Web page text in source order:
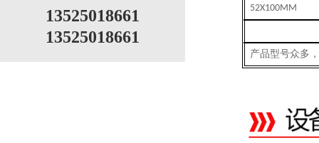
13525018661
13525018661
52X100MM
产品型号众多